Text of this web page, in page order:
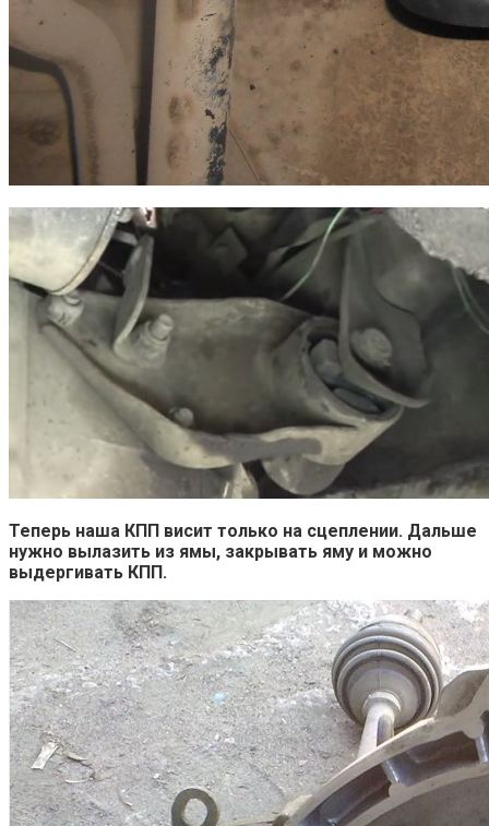
Теперь наша КПП висит только на сцеплении. Дальше
нужно вылазить из ямы, закрывать яму и можно
выдергивать КПП.